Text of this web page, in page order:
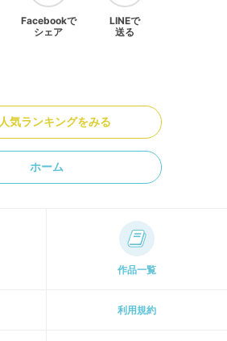
Facebookで
シェア
LINEで
送る
人気ランキングをみる
ホーム
作品一覧
利用規約